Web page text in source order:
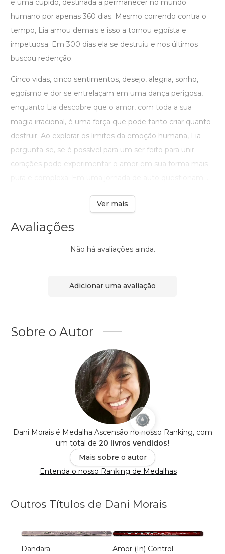
humano por apenas 360 dias. Mesmo correndo contra o
tempo, Lia amou demais e isso a tornou egoísta e
impetuosa. Em 300 dias ela se destruiu e nos últimos
buscou redenção.
Cinco vidas, cinco sentimentos, desejo, alegria, sonho,
egoísmo e dor se entrelaçam em uma dança perigosa,
enquanto Lia descobre que o amor, com toda a sua
magia irracional, é uma força que pode tanto criar quanto
destruir. Ao explorar os limites da emoção humana, Lia
pergunta-se, se é possível para um ser feito para unir
corações pode experimentar o amor em sua forma mais
Ver mais
Avaliações
Não há avaliações ainda.
Adicionar uma avaliação
Sobre o Autor
Dani Morais é Medalha Ascensão no nosso Ranking, com
um total de 20 livros vendidos!
Mais sobre o autor
Entenda o nosso Ranking de Medalhas
Outros Títulos de Dani Morais
Dandara
Amor (In) Control